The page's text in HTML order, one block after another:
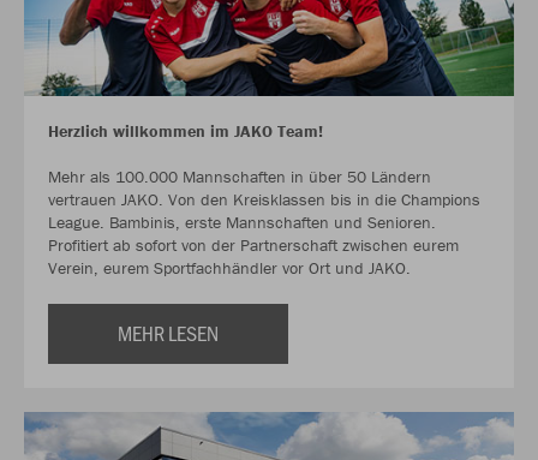
Herzlich willkommen im JAKO Team!
Mehr als 100.000 Mannschaften in über 50 Ländern
vertrauen JAKO. Von den Kreisklassen bis in die Champions
League. Bambinis, erste Mannschaften und Senioren.
Profitiert ab sofort von der Partnerschaft zwischen eurem
Verein, eurem Sportfachhändler vor Ort und JAKO.
MEHR LESEN